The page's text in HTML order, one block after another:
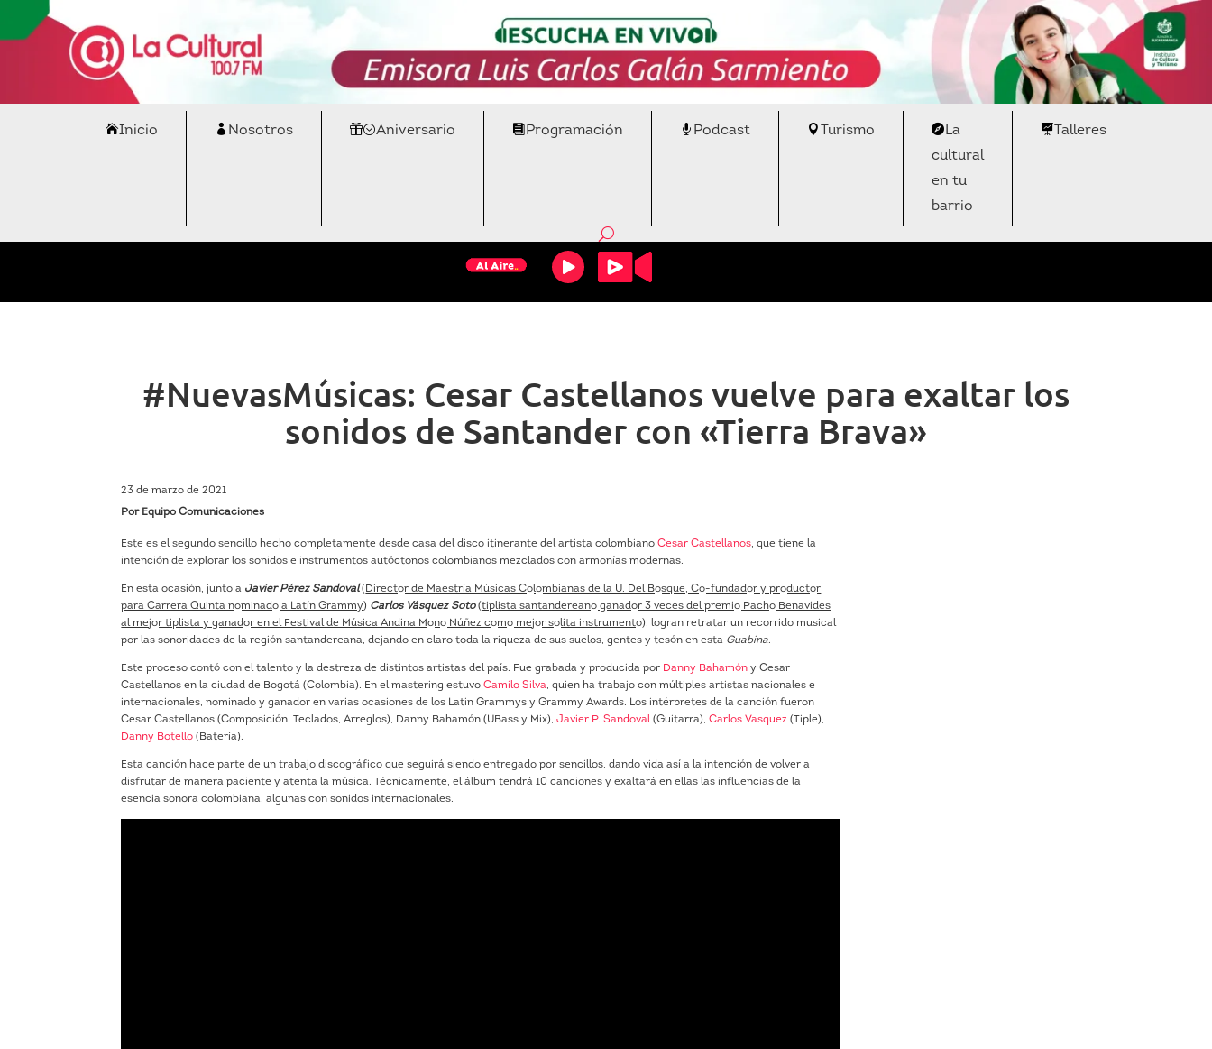
Inicio Nosotros Aniversario Programación Podcast Turismo
La
cultural
en tu
barrio
Talleres
#NuevasMúsicas: Cesar Castellanos vuelve para exaltar los
sonidos de Santander con «Tierra Brava»
23 de marzo de 2021
Por Equipo Comunicaciones
Este es el segundo sencillo hecho completamente desde casa del disco itinerante del artista colombianoCesar Castellanos, que tiene la
intención de explorar los sonidos e instrumentos autóctonos colombianos mezclados con armonías modernas.
En esta ocasión, junto a Javier Pérez Sandoval( Director de Maestría Músicas Colombianas de la U. Del Bosque, Co-fundador y productor
para Carrera Quinta nominado a Latín Grammy) Carlos Vásquez Soto(tiplista santandereano ganador 3 veces del premio Pacho Benavides
al mejor tiplista y ganador en el Festival de Música Andina Mono Núñez como mejor solita instrumento), logran retratar un recorrido musical
por las sonoridades de la región santandereana, dejando en claro toda la riqueza de sus suelos, gentes y tesón en esta Guabina.
Este proceso contó con el talento y la destreza de distintos artistas del país. Fue grabada y producida por Danny Bahamón y Cesar
Castellanos en la ciudad de Bogotá (Colombia). En el mastering estuvoCamilo Silva, quien ha trabajo con múltiples artistas nacionales e
internacionales, nominado y ganador en varias ocasiones de los Latin Grammys y Grammy Awards. Los intérpretes de la canción fueron
Cesar Castellanos (Composición, Teclados, Arreglos), Danny Bahamón (UBass y Mix),Javier P. Sandoval(Guitarra),Carlos Vasquez (Tiple),
Danny Botello (Batería).
Esta canción hace parte de un trabajo discográfico que seguirá siendo entregado por sencillos, dando vida así a la intención de volver a
disfrutar de manera paciente y atenta la música. Técnicamente, el álbum tendrá 10 canciones y exaltará en ellas las influencias de la
esencia sonora colombiana, algunas con sonidos internacionales.